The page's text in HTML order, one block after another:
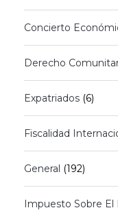
Concierto
Derecho
Expatriados (6)
Fiscalidad
General (192)
Impuesto Sobre